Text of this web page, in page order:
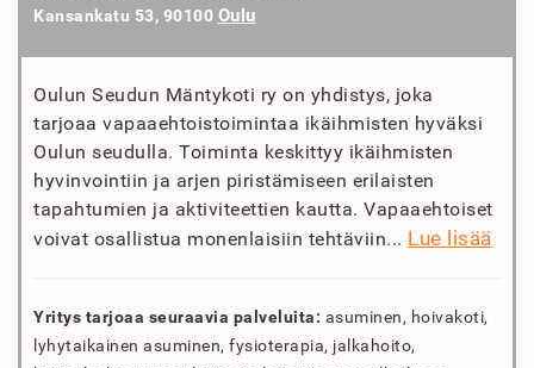
Kansankatu 53, 90100 Oulu
Oulun Seudun Mäntykoti ry on yhdistys, joka
tarjoaa vapaaehtoistoimintaa ikäihmisten hyväksi
Oulun seudulla. Toiminta keskittyy ikäihmisten
hyvinvointiin ja arjen piristämiseen erilaisten
tapahtumien ja aktiviteettien kautta. Vapaaehtoiset
voivat osallistua monenlaisiin tehtäviin... Lue lisää
Yritys tarjoaa seuraavia palveluita: asuminen, hoivakoti,
lyhytaikainen asuminen, fysioterapia, jalkahoito,